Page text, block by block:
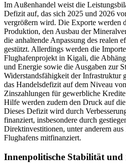
Im Außenhandel weist die
Defizit auf, das sich 2025 und 2026
vergrößern wird. Die Exporte werden
Produktion, den Ausbau der
die anhaltende Anpassung des realen
gestützt. Allerdings werden die
Flughafenprojekt in Kigali, die
und Energie sowie die Ausgaben zur
Widerstandsfähigkeit der Infrastruktur
das Handelsdefizit auf dem Niveau
Zinszahlungen für gewerbliche
Hilfe werden zudem den Druck auf
Dieses Defizit wird durch
finanziert, insbesondere durch
Direktinvestitionen, unter anderem aus
Flughafens mitfinanziert.
Innenpolitische Stabilität und